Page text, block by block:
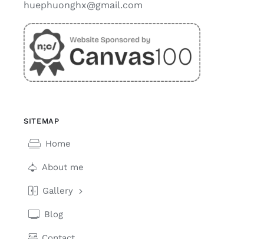
huephuonghx@gmail.com
SITEMAP
Home
About me
Gallery
Blog